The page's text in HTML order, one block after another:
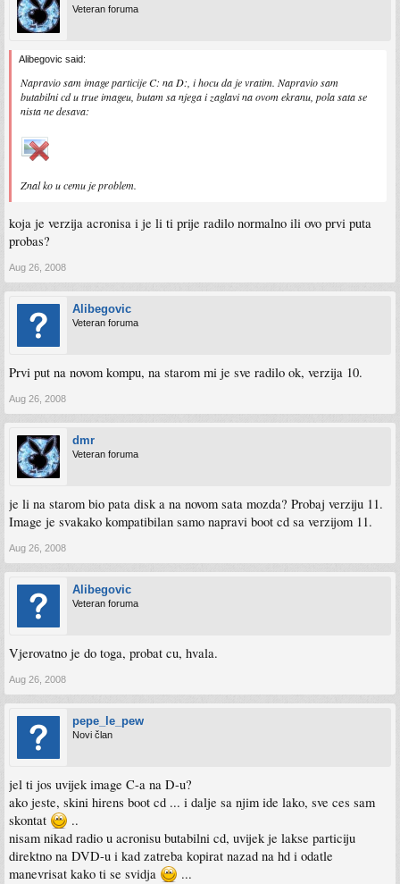
Veteran foruma
Alibegovic said:
Napravio sam image particije C: na D:, i hocu da je vratim. Napravio sam
butabilni cd u true imageu, butam sa njega i zaglavi na ovom ekranu, pola sata se
nista ne desava:
Znal ko u cemu je problem.
koja je verzija acronisa i je li ti prije radilo normalno ili ovo prvi puta
probas?
Aug 26, 2008
Alibegovic
Veteran foruma
Prvi put na novom kompu, na starom mi je sve radilo ok, verzija 10.
Aug 26, 2008
dmr
Veteran foruma
je li na starom bio pata disk a na novom sata mozda? Probaj verziju 11.
Image je svakako kompatibilan samo napravi boot cd sa verzijom 11.
Aug 26, 2008
Alibegovic
Veteran foruma
Vjerovatno je do toga, probat cu, hvala.
Aug 26, 2008
pepe_le_pew
Novi član
jel ti jos uvijek image C-a na D-u?
ako jeste, skini hirens boot cd ... i dalje sa njim ide lako, sve ces sam
skontat
..
nisam nikad radio u acronisu butabilni cd, uvijek je lakse particiju
direktno na DVD-u i kad zatreba kopirat nazad na hd i odatle
manevrisat kako ti se svidja
...